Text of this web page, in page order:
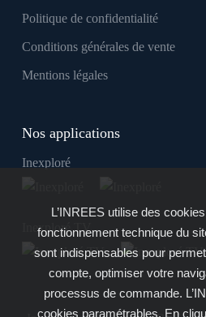
Politique de confidentialité
Conditions générales de vente
Mentions légales
Nos applications
Inexploré
Inexploré TV
L’INREES utilise des
fonctionnement technique du
sont indispensables pour
compte, optimiser votre
processus de commande.
cookies paramétrables. En